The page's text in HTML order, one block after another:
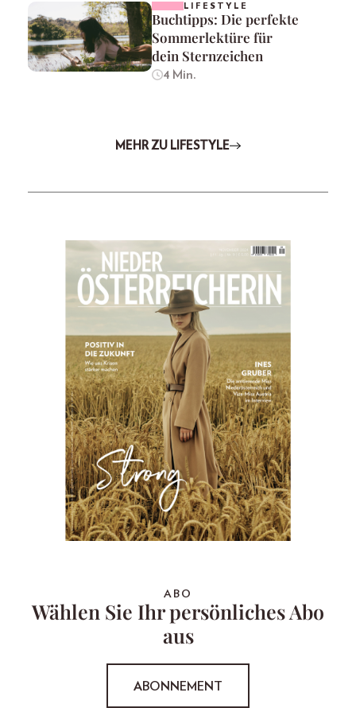
LIFESTYLE
Buchtipps: Die perfekte
Sommerlektüre für
dein Sternzeichen
4 Min.
MEHR ZU LIFESTYLE
ABO
Wählen Sie Ihr persönliches Abo
aus
ABONNEMENT